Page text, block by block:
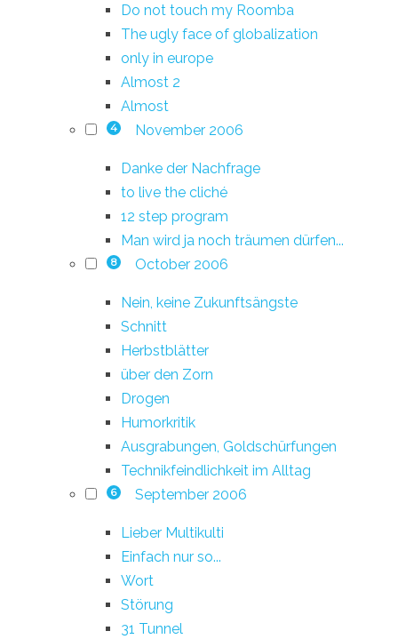
Do not touch my Roomba
The ugly face of globalization
only in europe
Almost 2
Almost
4 November 2006
Danke der Nachfrage
to live the cliché
12 step program
Man wird ja noch träumen dürfen...
8 October 2006
Nein, keine Zukunftsängste
Schnitt
Herbstblätter
über den Zorn
Drogen
Humorkritik
Ausgrabungen, Goldschürfungen
Technikfeindlichkeit im Alltag
6 September 2006
Lieber Multikulti
Einfach nur so...
Wort
Störung
31 Tunnel